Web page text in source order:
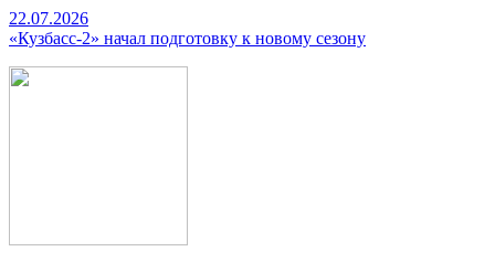
22.07.2026
«Кузбасс-2» начал подготовку к новому сезону